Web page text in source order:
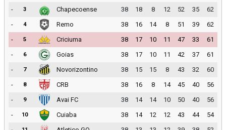
- 3 Chapecoense 38 18 8 12 52 35
62
-
4 Remo 38 16 14 8 51 39
62
-
5 Criciuma 38 17 10 11 47 33
61
-
6 Goias 38 17 10 11 42 37
61
-
7 Novorizontino 38 15 15 8 43 32
60
-
8 CRB 38 16 8 14 45 40
56
-
9 Avai FC 38 14 14 10 50 40
56
-
10 Cuiaba 38 14 12 12 43 44
54